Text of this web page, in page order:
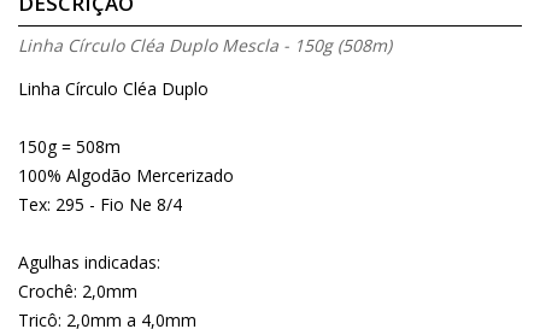
Linha Círculo Cléa Duplo Mescla - 150g (508m)
Linha Círculo Cléa Duplo
150g = 508m
100% Algodão Mercerizado
Tex: 295 - Fio Ne 8/4
Agulhas indicadas:
Crochê: 2,0mm
Tricô: 2,0mm a 4,0mm